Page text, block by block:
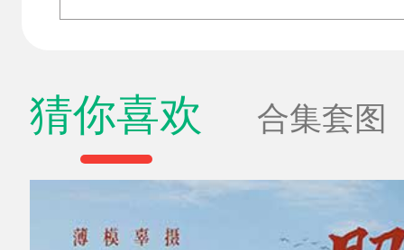
猜你喜欢 合集套图